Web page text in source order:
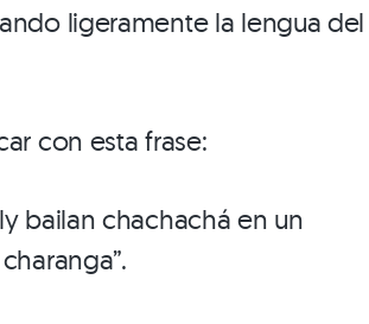
ligeramente la lengua del
con esta frase:
bailan chachachá en un